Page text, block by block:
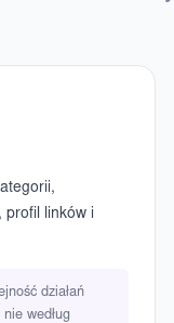
profil linków i
działań
według